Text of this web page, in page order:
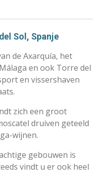
Sol, Spanje
de Axarquía, het
en ook Torre del
en vissershaven
zich een groot
druiven geteeld
wijnen.
gebouwen is
vindt u er ook heel